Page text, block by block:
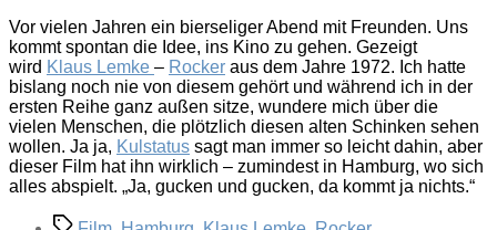
Vor vielen Jahren ein bierseliger Abend mit Freunden. Uns
kommt spontan die Idee, ins Kino zu gehen. Gezeigt
wird Klaus Lemke – Rocker aus dem Jahre 1972. Ich hatte
bislang noch nie von diesem gehört und während ich in der
ersten Reihe ganz außen sitze, wundere mich über die
vielen Menschen, die plötzlich diesen alten Schinken sehen
wollen. Ja ja, Kulstatus sagt man immer so leicht dahin, aber
dieser Film hat ihn wirklich – zumindest in Hamburg, wo sich
alles abspielt. „Ja, gucken und gucken, da kommt ja nichts.“
Schlagwörter